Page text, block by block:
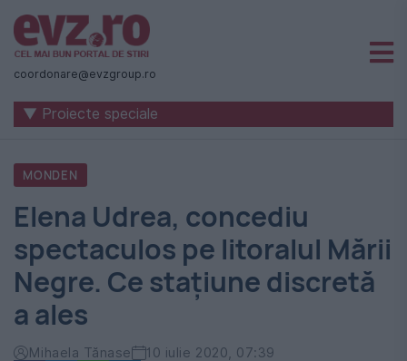
Știri
naționale
internaționale
România
-
Evenimentul
Zilei
coordonare@evzgroup.ro
▼ Proiecte speciale
MONDEN
Elena Udrea, concediu
spectaculos pe litoralul Mării
Negre. Ce stațiune discretă
a ales
Mihaela Tănase 10 iulie 2020, 07:39